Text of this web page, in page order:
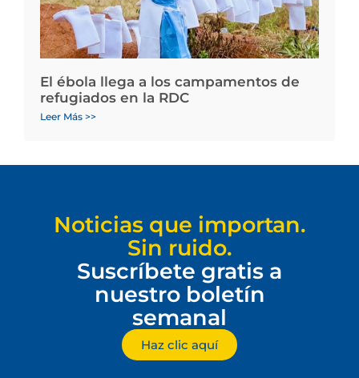
El ébola llega a los campamentos de
refugiados en la RDC
Leer Más >>
Noticias que importan.
Sin ruido.
Suscríbete gratis a
nuestro boletín
semanal
Haz clic aquí